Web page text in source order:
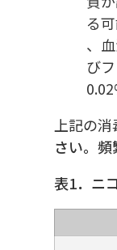
る
、
び
上記の
さい。頻
表1． ニ